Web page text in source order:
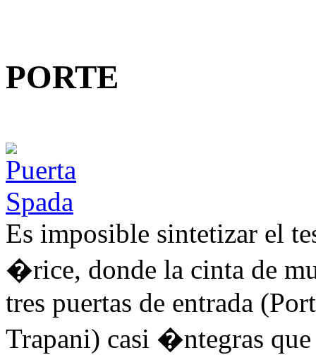
PORTE
Es imposible sintetizar el
�rice, donde la cinta de
tres puertas de entrada
Trapani) casi �ntegras